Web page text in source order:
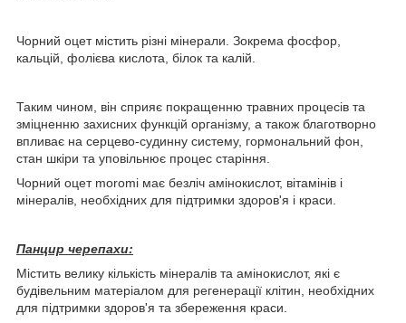
Чорний оцет містить різні мінерали. Зокрема фосфор,
кальцій, фолієва кислота, білок та калій.
Таким чином, він сприяє покращенню травних процесів та
зміцненню захисних функцій організму, а також благотворно
впливає на серцево-судинну систему, гормональний фон,
стан шкіри та уповільнює процес старіння.
Чорний оцет moromi має безліч амінокислот, вітамінів і
мінералів, необхідних для підтримки здоров'я і краси.
Панцир черепахи:
Містить велику кількість мінералів та амінокислот, які є
будівельним матеріалом для регенерації клітин, необхідних
для підтримки здоров'я та збереження краси.